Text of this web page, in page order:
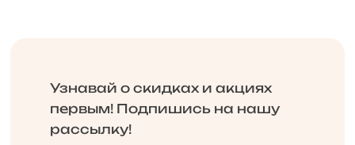
Узнавай о скидках и акциях
первым! Подпишись на нашу
рассылку!